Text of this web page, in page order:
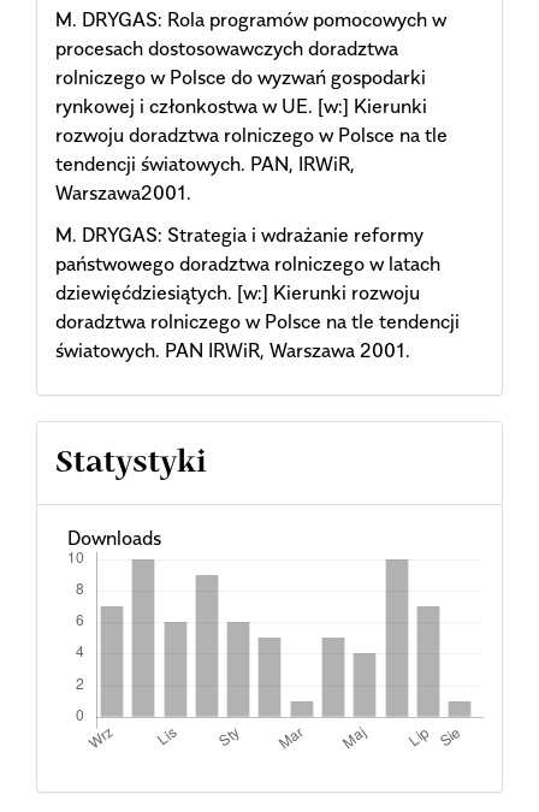
M. DRYGAS: Rola programów pomocowych w
procesach dostosowawczych doradztwa
rolniczego w Polsce do wyzwań gospodarki
rynkowej i członkostwa w UE. [w:] Kierunki
rozwoju doradztwa rolniczego w Polsce na tle
tendencji światowych. PAN, IRWiR,
Warszawa2001.
M. DRYGAS: Strategia i wdrażanie reformy
państwowego doradztwa rolniczego w latach
dziewięćdziesiątych. [w:] Kierunki rozwoju
doradztwa rolniczego w Polsce na tle tendencji
światowych. PAN IRWiR, Warszawa 2001.
Statystyki
Downloads